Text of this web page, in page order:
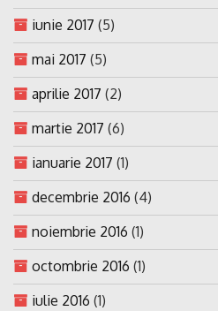
iunie 2017 (5)
mai 2017 (5)
aprilie 2017 (2)
martie 2017 (6)
ianuarie 2017 (1)
decembrie 2016 (4)
noiembrie 2016 (1)
octombrie 2016 (1)
iulie 2016 (1)